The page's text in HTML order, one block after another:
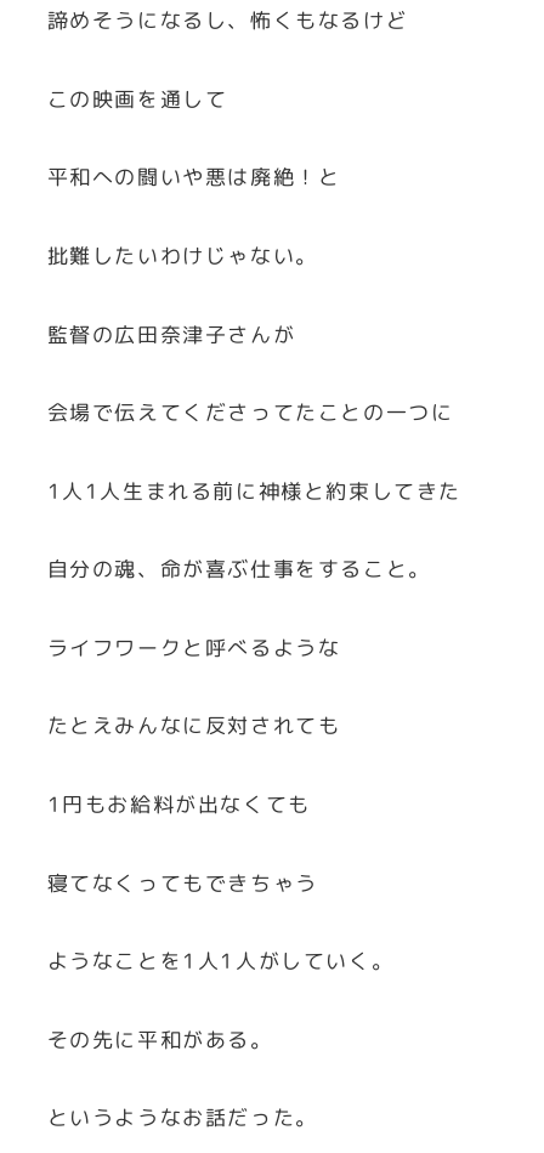
諦めそうになるし、怖くもなるけど
この映画を通して
平和への闘いや悪は廃絶！と
批難したいわけじゃない。
監督の広田奈津子さんが
会場で伝えてくださってたことの一つに
1人1人生まれる前に神様と約束してきた
自分の魂、命が喜ぶ仕事をすること。
ライフワークと呼べるような
たとえみんなに反対されても
1円もお給料が出なくても
寝てなくってもできちゃう
ようなことを1人1人がしていく。
その先に平和がある。
というようなお話だった。